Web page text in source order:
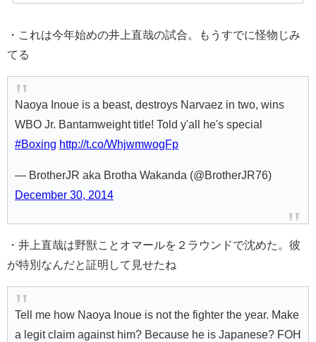
・これは今年始めの井上直哉の試合。もうすでに怪物じみ
てる
Naoya Inoue is a beast, destroys Narvaez in two, wins
WBO Jr. Bantamweight title! Told y'all he's special
#Boxing http://t.co/WhjwmwogFp
— BrotherJR aka Brotha Wakanda (@BrotherJR76)
December 30, 2014
・井上直哉は野獣ことオマールを２ラウンドで沈めた。彼
が特別なんだと証明して見せたね
Tell me how Naoya Inoue is not the fighter the year. Make
a legit claim against him? Because he is Japanese? FOH